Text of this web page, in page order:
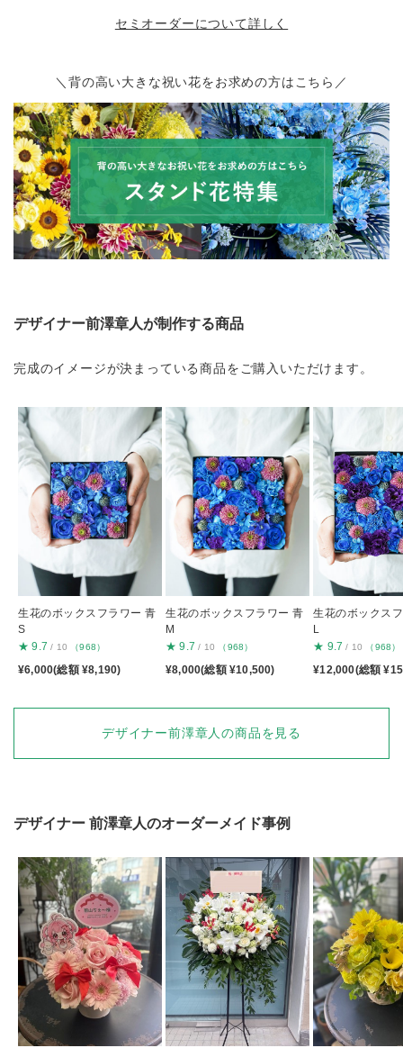
セミオーダーについて詳しく
＼背の高い大きな祝い花をお求めの方はこちら／
デザイナー前澤章人が制作する商品
完成のイメージが決まっている商品をご購入いただけます。
生花のボックスフラワー 青
S
★ 9.7 / 10 （968）
¥6,000(総額 ¥8,190)
生花のボックスフラワー 青
M
★ 9.7 / 10 （968）
¥8,000(総額 ¥10,500)
生花のボックス
L
★ 9.7 / 10 （968）
¥12,000(総額
デザイナー前澤章人の商品を見る
デザイナー 前澤章人のオーダーメイド事例